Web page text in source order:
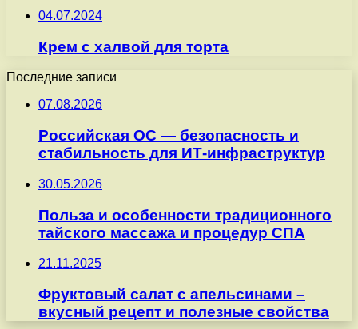
04.07.2024
Крем с халвой для торта
Последние записи
07.08.2026
Российская ОС — безопасность и
стабильность для ИТ-инфраструктур
30.05.2026
Польза и особенности традиционного
тайского массажа и процедур СПА
21.11.2025
Фруктовый салат с апельсинами –
вкусный рецепт и полезные свойства